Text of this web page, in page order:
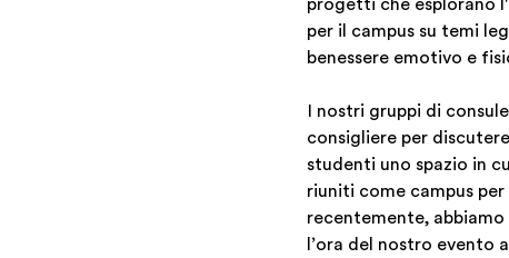
progetti che esplorano
per il campus su temi
benessere emotivo e
I nostri gruppi di
consigliere per
studenti uno spazio in
riuniti come campus
recentemente,
l’ora del nostro evento